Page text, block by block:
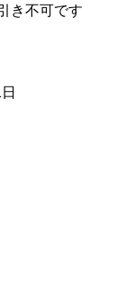
き不可です